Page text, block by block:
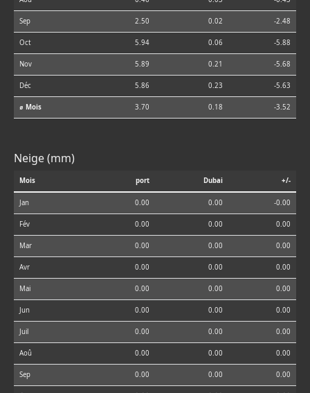
Sep 2.50 0.02 -2.48
Oct 5.94 0.06 -5.88
Nov 5.89 0.21 -5.68
Déc 5.86 0.23 -5.63
⌀ Mois 3.70 0.18 -3.52
Neige (mm)
Mois port Dubai +/-
Jan 0.00 0.00 -0.00
Fév 0.00 0.00 0.00
Mar 0.00 0.00 0.00
Avr 0.00 0.00 0.00
Mai 0.00 0.00 0.00
Jun 0.00 0.00 0.00
Juil 0.00 0.00 0.00
Aoû 0.00 0.00 0.00
Sep 0.00 0.00 0.00